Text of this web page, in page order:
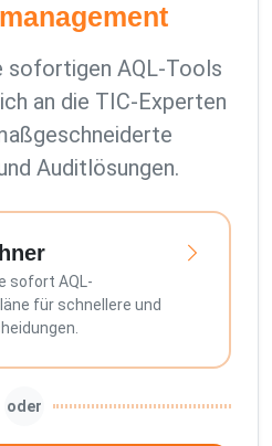
sofortigen AQL-Tools
an die TIC-Experten
Auditlösungen.
sofort AQL-
für schnellere und
oder